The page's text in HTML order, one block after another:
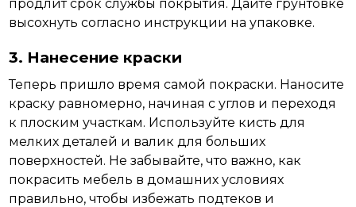
продлит срок службы покрытия. Дайте грунтовке
высохнуть согласно инструкции на упаковке.
3. Нанесение краски
Теперь пришло время самой покраски. Наносите
краску равномерно, начиная суглов и переходя
к плоским участкам. Используйте кисть для
мелких деталей и валик для больших
поверхностей. Не забывайте, что важно, как
покрасить мебель в домашних условиях
правильно, чтобы избежать подтеков и